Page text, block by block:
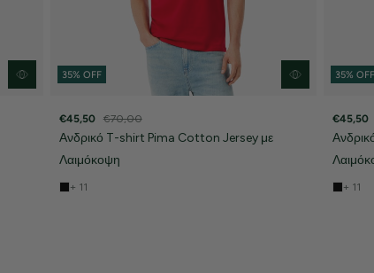
35% OFF
€45,50 €70,00
Ανδρικό T-shirt Pima Cotton Jersey με
Λαιμόκοψη
+ 11
35%
€45,50
+ 11